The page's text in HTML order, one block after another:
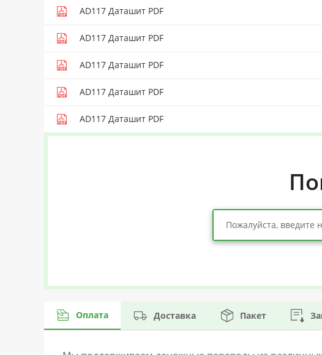
AD117 Даташит PDF
AD117 Даташит PDF
AD117 Даташит PDF
AD117 Даташит PDF
AD117 Даташит PDF
Пожалуйста,
Оплата Доставка Пакет